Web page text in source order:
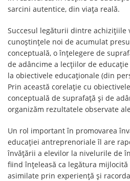
sarcini autentice, din viața reală.
Succesul legăturii dintre achizițiile
cunoștințele noi de acumulat
conceptuală, o înțelegere de
de adâncime a lecțiilor de
la obiectivele educaționale (din
Prin această corelație cu
conceptuală de suprafață și de
organizăm rezultatele observate
Un rol important în promovarea
educației antreprenoriale îl are
învățării a elevilor la nivelurile de
fiind înțeleasă ca legătura
asimilate prin experiență și